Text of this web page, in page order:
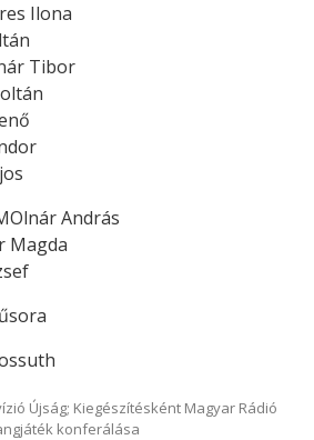
Ilona
Tibor
András
Magda
Újság; Kiegészítésként Magyar Rádió
konferálása